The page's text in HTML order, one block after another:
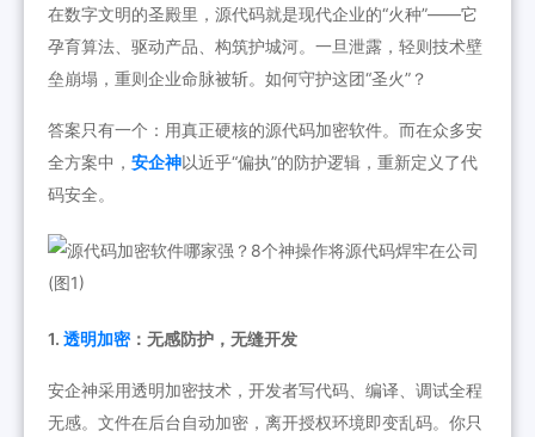
在数字文明的圣殿里，源代码就是现代企业的“火种”——它
孕育算法、驱动产品、构筑护城河。一旦泄露，轻则技术壁
垒崩塌，重则企业命脉被斩。如何守护这团“圣火”？
答案只有一个：用真正硬核的源代码加密软件。而在众多安
全方案中， 安企神以近乎“偏执”的防护逻辑，重新定义了代
码安全。
1. 透明加密：无感防护，无缝开发
安企神采用透明加密技术，开发者写代码、编译、调试全程
无感。文件在后台自动加密，离开授权环境即变乱码。你只